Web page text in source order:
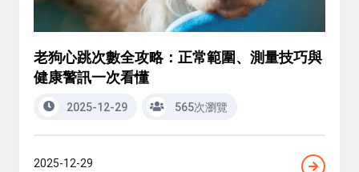
老狗心跳次數全攻略：正常範圍、測量技巧與
健康警訊一次看懂
2025-12-29 565次瀏覽
2025-12-29